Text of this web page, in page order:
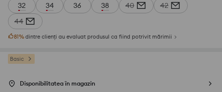
32 34 36 38 40
42
44
81%dintre clienți au evaluat produsul ca fiind potrivit mărimii
Basic
Disponibilitatea în magazin